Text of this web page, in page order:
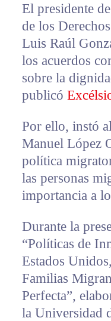
El presidente
de los
Luis Raúl
los acuerdos
sobre la
publicó
Por ello, instó
Manuel López
política
las personas
importancia a
Durante la
“Políticas de
Estados
Familias
Perfecta”,
la Universidad